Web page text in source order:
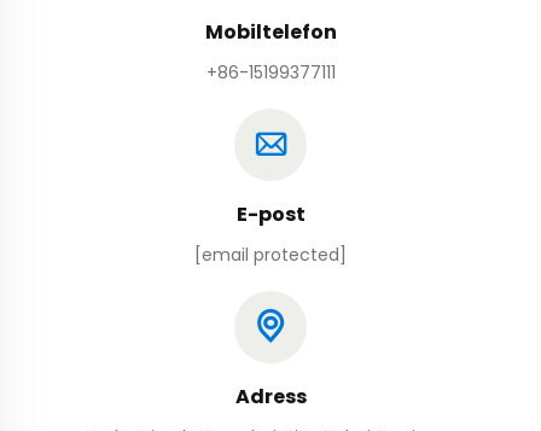
Mobiltelefon
+86-15199377111
E-post
[email protected]
Adress